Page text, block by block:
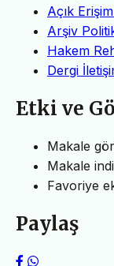
Açık
Arşiv
Hakem
Dergi
Etki ve
Makale
Makale
Favoriye
Paylaş